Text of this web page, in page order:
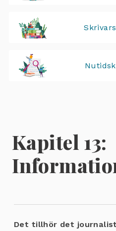
Kapitel 13:
Det tillhör det